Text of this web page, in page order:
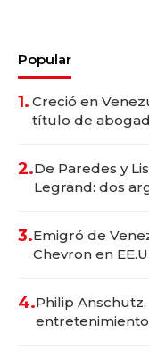
Popular
1. Creció en
título de
2.De Paredes y
Legrand: dos
3.Emigró de
Chevron en
4.Philip